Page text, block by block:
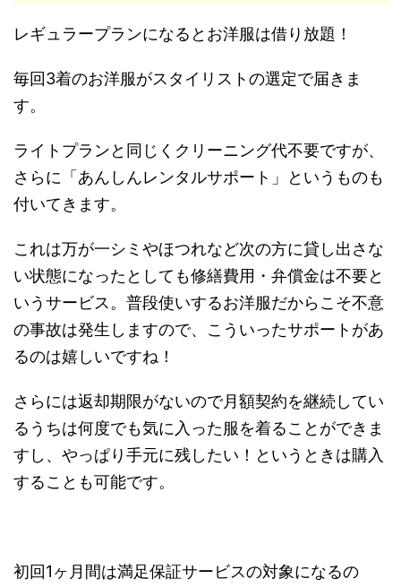
レギュラープランになるとお洋服は借り放題！
毎回3着のお洋服がスタイリストの選定で届きま
す。
ライトプランと同じくクリーニング代不要ですが、
さらに「あんしんレンタルサポート」というものも
付いてきます。
これは万が一シミやほつれなど次の方に貸し出さな
い状態になったとしても修繕費用・弁償金は不要と
いうサービス。普段使いするお洋服だからこそ不意
の事故は発生しますので、こういったサポートがあ
るのは嬉しいですね！
さらには返却期限がないので月額契約を継続してい
るうちは何度でも気に入った服を着ることができま
すし、やっぱり手元に残したい！というときは購入
することも可能です。
初回1ヶ月間は満足保証サービスの対象になるの